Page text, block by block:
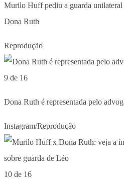
Murilo Huff pediu a guarda
Dona Ruth
Reprodução
9 de 16
Dona Ruth é representada pelo
Instagram/Reprodução
10 de 16